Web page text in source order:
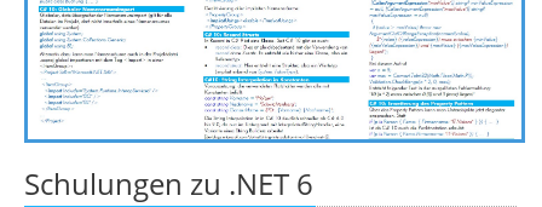
Schulungen zu .NET 6